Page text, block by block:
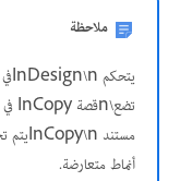
ملاحظة
أنماط متعارضة.